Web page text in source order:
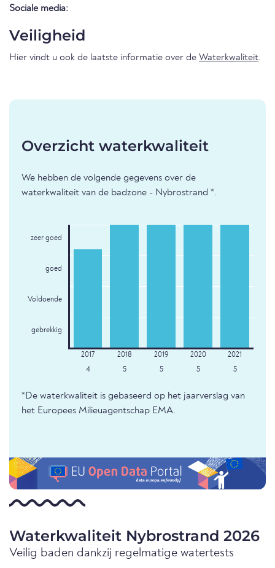
Sociale media:
Veiligheid
Hier vindt u ook de laatste informatie over de Waterkwaliteit.
Overzicht waterkwaliteit
We hebben de volgende gegevens over de
waterkwaliteit van de badzone - Nybrostrand *.
zeer goed
goed
Voldoende
gebrekkig
4 5 5 5 5
*De waterkwaliteit is gebaseerd op het jaarverslag van
het Europees Milieuagentschap EMA.
Waterkwaliteit Nybrostrand 2026
Veilig baden dankzij regelmatige watertests